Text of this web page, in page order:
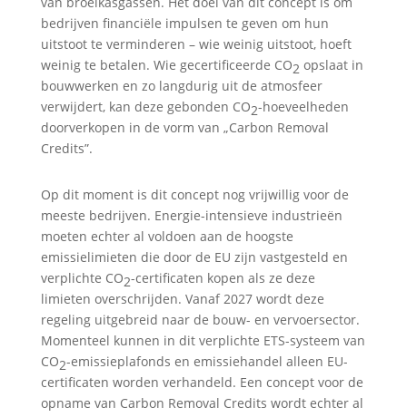
bedrijven financiële impulsen te geven om hun
uitstoot te verminderen – wie weinig uitstoot, hoeft
weinig te betalen. Wie gecertificeerde CO2 opslaat in
bouwwerken en zo langdurig uit de atmosfeer
verwijdert, kan deze gebonden CO2-hoeveelheden
doorverkopen in de vorm van „Carbon Removal
Credits”.
Op dit moment is dit concept nog vrijwillig voor de
meeste bedrijven. Energie-intensieve industrieën
moeten echter al voldoen aan de hoogste
emissielimieten die door de EU zijn vastgesteld en
verplichte CO2-certificaten kopen als ze deze
limieten overschrijden. Vanaf 2027 wordt deze
regeling uitgebreid naar de bouw- en vervoersector.
Momenteel kunnen in dit verplichte ETS-systeem van
CO2-emissieplafonds en emissiehandel alleen EU-
certificaten worden verhandeld. Een concept voor de
opname van Carbon Removal Credits wordt echter al